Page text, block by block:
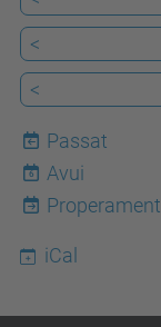
<
<
Passat
6
Avui
Properament
iCal